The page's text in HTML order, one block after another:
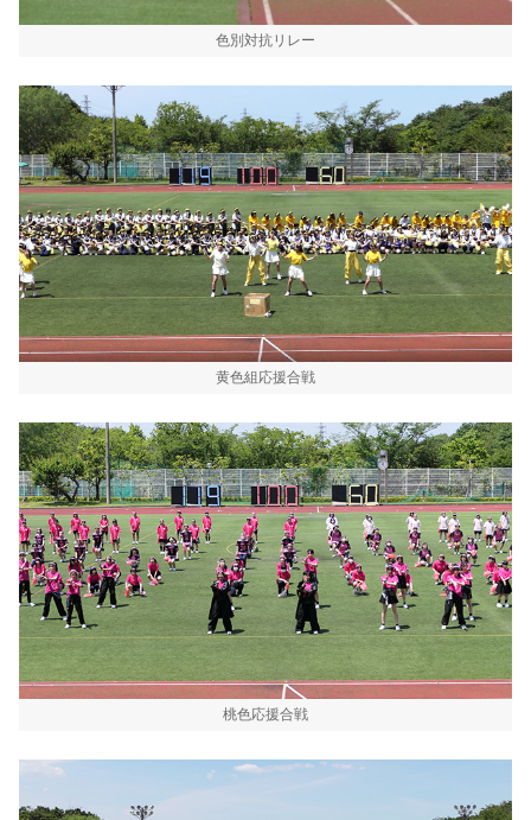
色別対抗リレー
黄色組応援合戦
桃色応援合戦